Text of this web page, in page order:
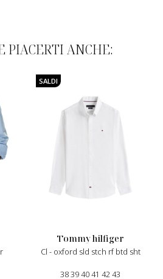
PIACERTI ANCHE:
SALDI
tommy hilfiger
cl - oxford sld stch rf btd sht
38 39 40 41 42 43